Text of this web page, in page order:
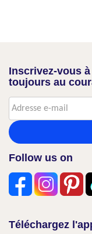
Inscrivez-vous
toujours au
Follow us on
Téléchargez